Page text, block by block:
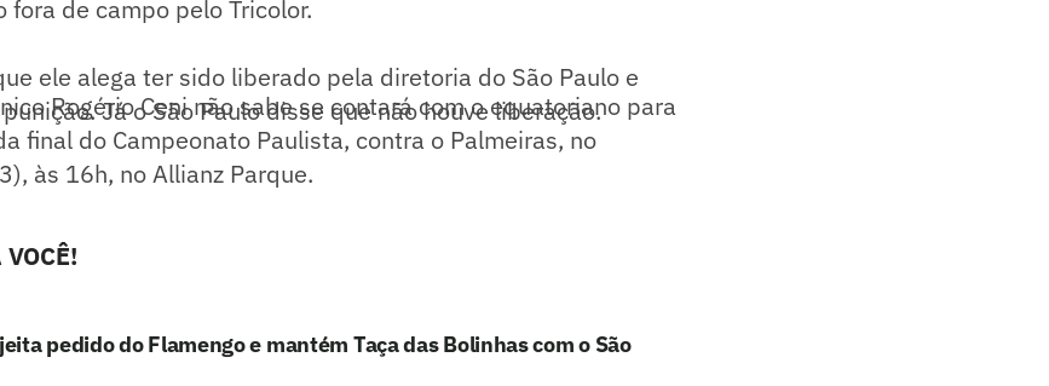
de campo pelo Tricolor.
ele alega ter sido liberado pela diretoria do São Paulo e
Já o São Paulo disse que não houve liberação.
Rogério Ceni não sabe se contará com o equatoriano para
final do Campeonato Paulista, contra o Palmeiras, no
às 16h, no Allianz Parque.
pedido do Flamengo e mantém Taça das Bolinhas com o São